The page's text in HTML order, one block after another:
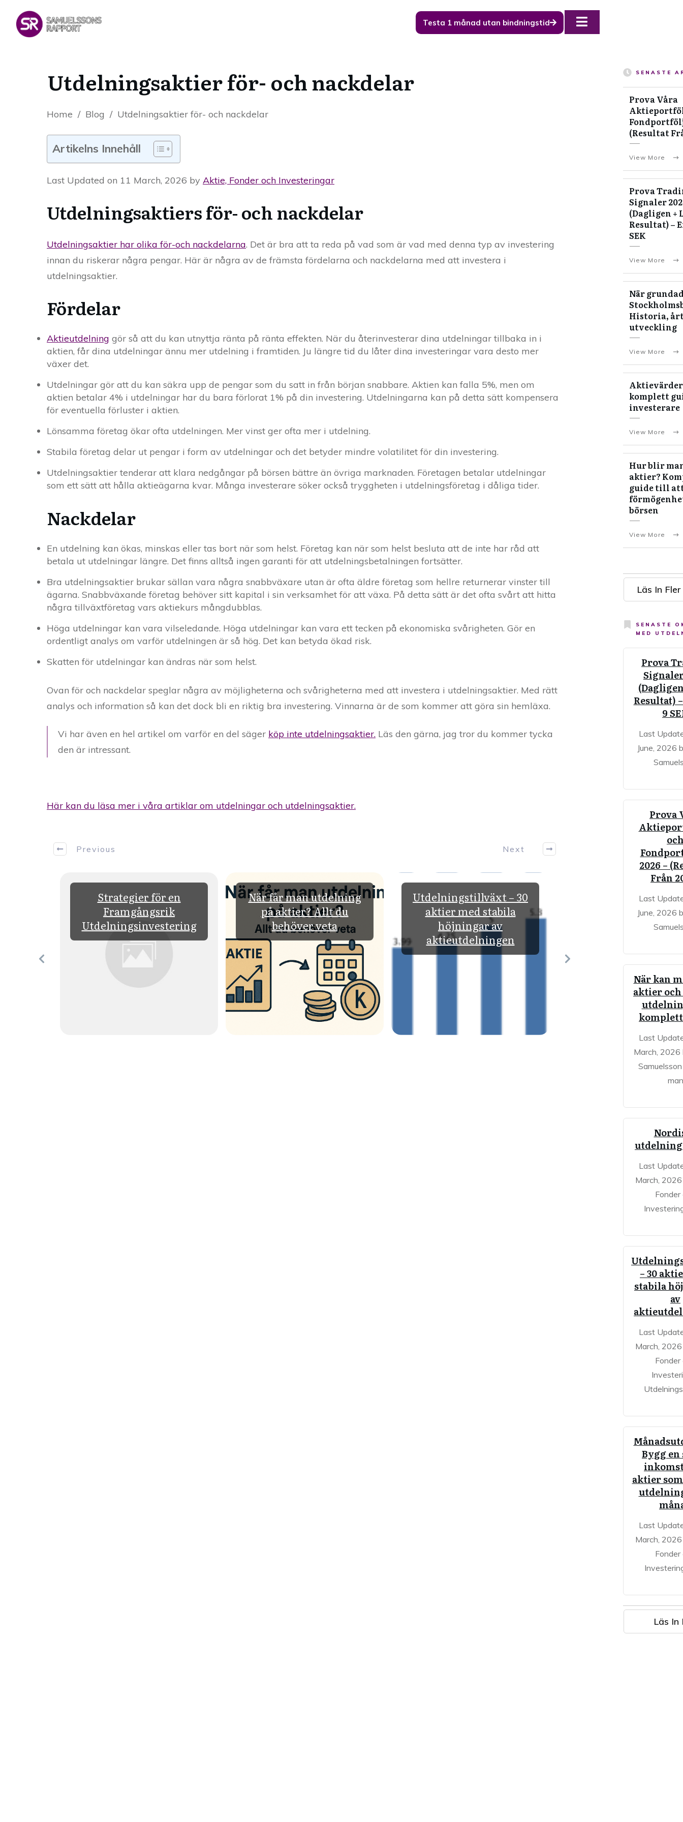
Testa 1 månad utan bindningstid
Utdelningsaktier för- och nackdelar
Home / Blog / Utdelningsaktier för- och nackdelar
Artikelns Innehåll
Last Updated on 11 March, 2026 by Aktie, Fonder och Investeringar
Utdelningsaktiers för- och nackdelar
Utdelningsaktier har olika för-och nackdelarna. Det är bra att ta reda på vad som är vad med denna typ av investering
innan du riskerar några pengar. Här är några av de främsta fördelarna och nackdelarna med att investera i
utdelningsaktier.
Fördelar
Aktieutdelning gör så att du kan utnyttja ränta på ränta effekten. När du återinvesterar dina utdelningar tillbaka in i
aktien, får dina utdelningar ännu mer utdelning i framtiden. Ju längre tid du låter dina investeringar vara desto mer
växer det.
Utdelningar gör att du kan säkra upp de pengar som du satt in från början snabbare. Aktien kan falla 5%, men om
aktien betalar 4% i utdelningar har du bara förlorat 1% på din investering. Utdelningarna kan på detta sätt kompensera
för eventuella förluster i aktien.
Lönsamma företag ökar ofta utdelningen. Mer vinst ger ofta mer i utdelning.
Stabila företag delar ut pengar i form av utdelningar och det betyder mindre volatilitet för din investering.
Utdelningsaktier tenderar att klara nedgångar på börsen bättre än övriga marknaden. Företagen betalar utdelningar
som ett sätt att hålla aktieägarna kvar. Många investerare söker också tryggheten i utdelningsföretag i dåliga tider.
Nackdelar
En utdelning kan ökas, minskas eller tas bort när som helst. Företag kan när som helst besluta att de inte har råd att
betala ut utdelningar längre. Det finns alltså ingen garanti för att utdelningsbetalningen fortsätter.
Bra utdelningsaktier brukar sällan vara några snabbväxare utan är ofta äldre företag som hellre returnerar vinster till
ägarna. Snabbväxande företag behöver sitt kapital i sin verksamhet för att växa. På detta sätt är det ofta svårt att hitta
några tillväxtföretag vars aktiekurs mångdubblas.
Höga utdelningar kan vara vilseledande. Höga utdelningar kan vara ett tecken på ekonomiska svårigheten. Gör en
ordentligt analys om varför utdelningen är så hög. Det kan betyda ökad risk.
Skatten för utdelningar kan ändras när som helst.
Ovan för och nackdelar speglar några av möjligheterna och svårigheterna med att investera i utdelningsaktier. Med rätt
analys och information så kan det dock bli en riktig bra investering. Vinnarna är de som kommer att göra sin hemläxa.
Vi har även en hel artikel om varför en del säger köp inte utdelningsaktier. Läs den gärna, jag tror du kommer tycka
den är intressant.
Här kan du läsa mer i våra artiklar om utdelningar och utdelningsaktier.
Previous Next
Strategier för en
Framgångsrik
Utdelningsinvestering
När får man utdelning
på aktier? Allt du
behöver veta
Utdelningstillväxt – 30
aktier med stabila
höjningar av
aktieutdelningen
Utdelningsaktier
och nackdelar
SENASTE
Prova Våra
(Resultat
View More
Prova
Signaler
(Dagligen +
Resultat) –
SEK
View More
När
Historia,
utveckling
View More
komplett
investerare
View More
Hur blir
aktier?
guide till
börsen
View More
Läs In
SENASTE
MED
Prova
Resultat)
9
Last
June, 2026
Prova
2026 –
Från
Last
June, 2026
När kan
aktier och
Last
March, 2026
man
Last
March,
Fonder
– 30
stabila
av
Last
March,
Fonder
Bygg
aktier
Last
March,
Fonder
Läs In